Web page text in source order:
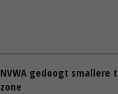
NVWA gedoogt smallere
zone